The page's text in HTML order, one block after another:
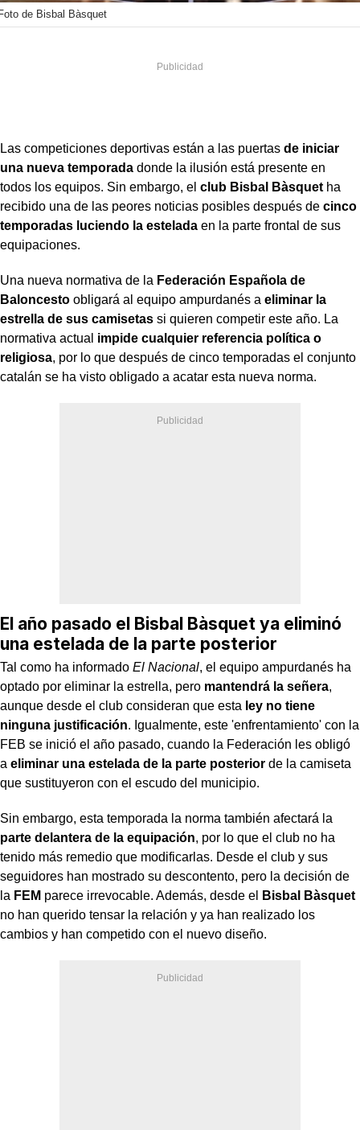
de Bisbal Bàsquet
Las competiciones deportivas están a las puertas de iniciar
una nueva temporada donde la ilusión está presente en
todos los equipos. Sin embargo, el club Bisbal Bàsquet ha
recibido una de las peores noticias posibles después de cinco
temporadas luciendo la estelada en la parte frontal de sus
equipaciones.
Una nueva normativa de la Federación Española de
Baloncesto obligará al equipo ampurdanés a eliminar la
estrella de sus camisetas si quieren competir este año. La
normativa actual impide cualquier referencia política o
religiosa, por lo que después de cinco temporadas el conjunto
catalán se ha visto obligado a acatar esta nueva norma.
El año pasado el Bisbal Bàsquet ya eliminó
una estelada de la parte posterior
Tal como ha informado El Nacional, el equipo ampurdanés ha
optado por eliminar la estrella, pero mantendrá la señera,
aunque desde el club consideran que esta ley no tiene
ninguna justificación. Igualmente, este 'enfrentamiento' con la
FEB se inició el año pasado, cuando la Federación les obligó
a eliminar una estelada de la parte posterior de la camiseta
que sustituyeron con el escudo del municipio.
Sin embargo, esta temporada la norma también afectará la
parte delantera de la equipación, por lo que el club no ha
tenido más remedio que modificarlas. Desde el club y sus
seguidores han mostrado su descontento, pero la decisión de
la FEM parece irrevocable. Además, desde el
Bisbal Bàsquet
no han querido tensar la relación y ya han realizado los
cambios y han competido con el nuevo diseño.